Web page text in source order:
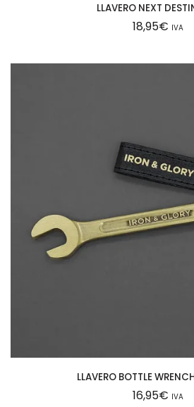
LLAVERO NEXT
18,95€ IVA
LLAVERO BOTTLE
16,95€ IVA